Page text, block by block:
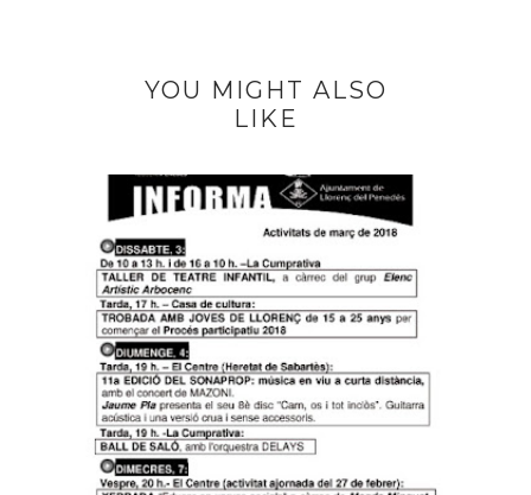
YOU MIGHT ALSO
LIKE